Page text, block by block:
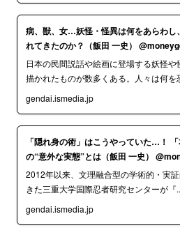
病、獣、女…妖怪・怪異は何をあらわし
れてきたのか？（飯田 一史）
日本の民間説話や絵画に登場する妖怪
描かれたものが数多くある。人々は何を
gendai.ismedia.jp
「隠れ身の術」はこうやっていた…！ 「
の“意外な実態”とは（飯田 一史）
2012年以来、文理融合型の学術的・実
きた三重大学国際忍者研究センターが『
gendai.ismedia.jp